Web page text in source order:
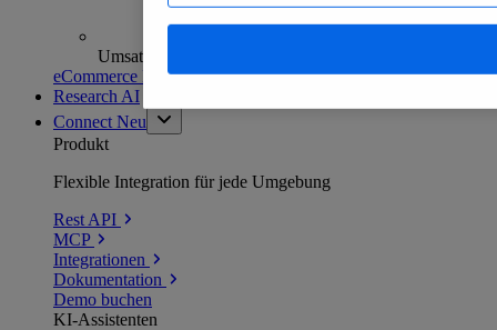
Umsatzanalysen und -prognosen
eCommerce Insights entdecken
Research AI
Connect Neu
Produkt
Flexible Integration für jede Umgebung
Rest API
MCP
Integrationen
Dokumentation
Demo buchen
KI-Assistenten